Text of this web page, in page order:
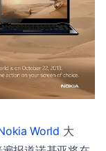
World 大